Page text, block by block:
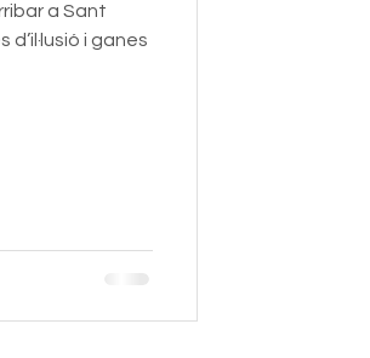
a Sant
i ganes